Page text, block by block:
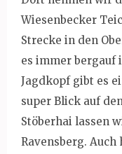
Wiesenbecker
Strecke in den
es immer bergauf
Jagdkopf gibt es
super Blick auf
Stöberhai lassen
Ravensberg.